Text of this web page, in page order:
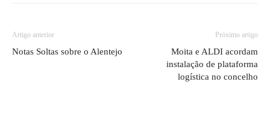
Artigo anterior
Notas Soltas sobre o Alentejo
Próximo artigo
Moita e ALDI acordam
instalação de plataforma
logística no concelho